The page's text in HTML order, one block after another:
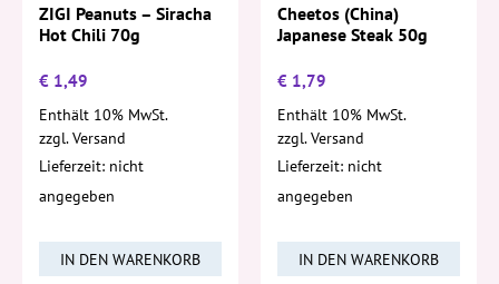
ZIGI Peanuts – Siracha
Hot Chili 70g
€ 1,49
Enthält 10% MwSt.
zzgl.Versand
Lieferzeit: nicht
angegeben
IN DEN WARENKORB
Cheetos (China)
Japanese Steak 50g
€ 1,79
Enthält 10% MwSt.
zzgl.Versand
Lieferzeit: nicht
angegeben
IN DEN WARENKORB